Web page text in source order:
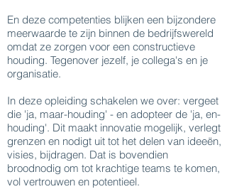
En deze competenties blijken een bijzondere
meerwaarde te zijn binnen de bedrijfswereld
omdat ze zorgen voor een constructieve
houding. Tegenover jezelf, je collega's en je
organisatie.
In deze opleiding schakelen we over: vergeet
die 'ja, maar-houding' - en adopteer de 'ja, en-
houding'. Dit maakt innovatie mogelijk, verlegt
grenzen en nodigt uit tot het delen van ideeën,
visies, bijdragen. Dat is bovendien
broodnodig om tot krachtige teams te komen,
vol vertrouwen en potentieel.